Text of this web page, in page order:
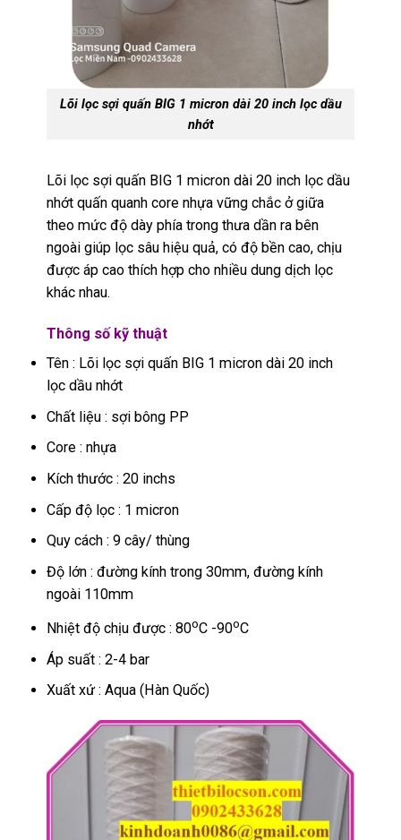
Lõi lọc sợi quấn BIG 1 micron dài 20 inch lọc dầu
nhớt
Lõi lọc sợi quấn BIG 1 micron dài 20 inch lọc dầu
nhớt quấn quanh core nhựa vững chắc ở giữa
theo mức độ dày phía trong thưa dần ra bên
ngoài giúp lọc sâu hiệu quả, có độ bền cao, chịu
được áp cao thích hợp cho nhiều dung dịch lọc
khác nhau.
Thông số kỹ thuật
Tên : Lõi lọc sợi quấn BIG 1 micron dài 20 inch
lọc dầu nhớt
Chất liệu : sợi bông PP
Core : nhựa
Kích thước : 20 inchs
Cấp độ lọc : 1 micron
Quy cách : 9 cây/ thùng
Độ lớn : đường kính trong 30mm, đường kính
ngoài 110mm
Nhiệt độ chịu được : 80oC -90oC
Áp suất : 2-4 bar
Xuất xứ : Aqua (Hàn Quốc)